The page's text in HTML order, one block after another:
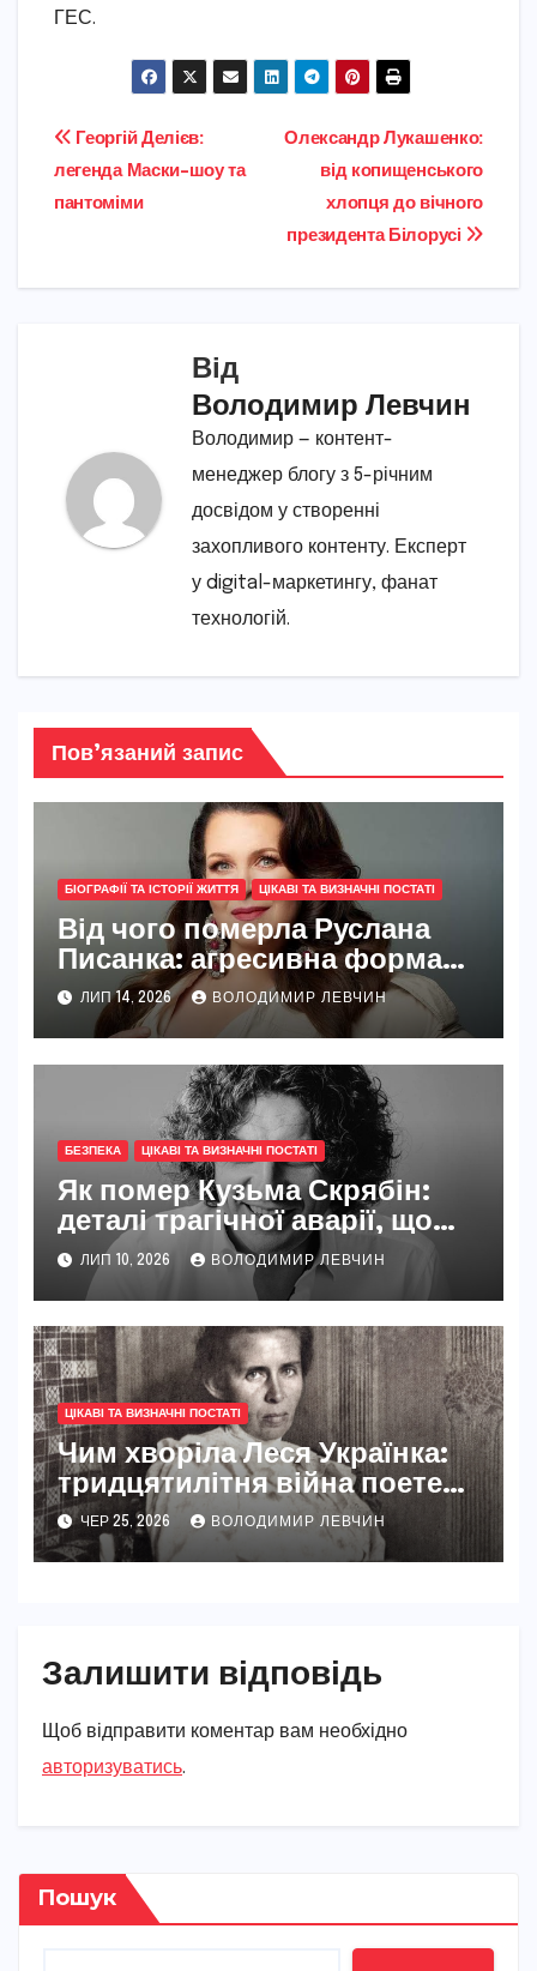
ГЕС.
Навігація
записів
Олександр Лукашенко:
від копищенського
хлопця до вічного
президента Білорусі
Георгій Делієв:
легенда Маски-шоу та
пантоміми
Від
Володимир Левчин
Володимир — контент-
менеджер блогу з 5-річним
досвідом у створенні
захопливого контенту. Експерт
у digital-маркетингу, фанат
технологій.
Пов’язаний запис
БІОГРАФІЇ ТА ІСТОРІЇ ЖИТТЯ ЦІКАВІ ТА ВИЗНАЧНІ ПОСТАТІ
Від чого померла Руслана
Писанка: агресивна форма
раку, прихована боротьба та
шлях української зірки
ЛИП 14, 2026 ВОЛОДИМИР ЛЕВЧИН
БЕЗПЕКА ЦІКАВІ ТА ВИЗНАЧНІ ПОСТАТІ
Як помер Кузьма Скрябін:
деталі трагічної аварії, що
сколихнула всю Україну
ЛИП 10, 2026 ВОЛОДИМИР ЛЕВЧИН
ЦІКАВІ ТА ВИЗНАЧНІ ПОСТАТІ
Чим хворіла Леся Українка:
тридцятилітня війна поетеси
з туберкульозом кісток
ЧЕР 25, 2026 ВОЛОДИМИР ЛЕВЧИН
Залишити відповідь
Щоб відправити коментар вам необхідно
авторизуватись.
Пошук